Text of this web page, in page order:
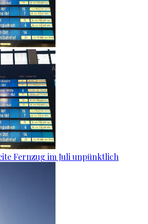
Fernzug im Juli unpünktlich